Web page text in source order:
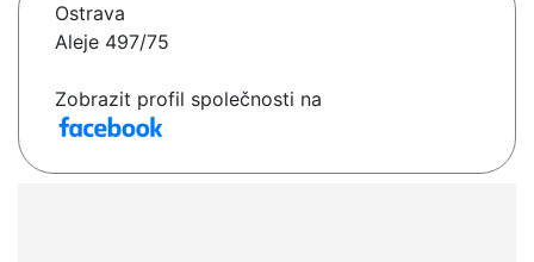
Ostrava
Aleje 497/75
Zobrazit profil společnosti na